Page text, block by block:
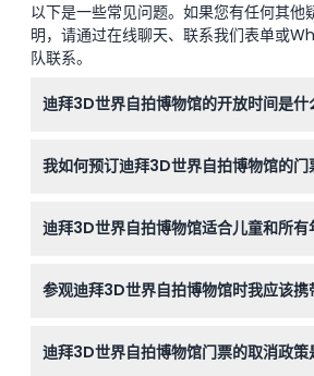
以下是一些常见问题。如果您有任何其他
明，请通过在线聊天、联系我们表单或
队联系。
迪拜3D世界自拍博物馆的开放时间是什
时间为晚上7:00。建议至少在闭馆前一
我如何预订迪拜3D世界自拍博物馆的门
期是否有票，然后按照简单的预订步骤
迪拜3D世界自拍博物馆适合儿童和所有
作品，孩子和成人都会喜欢。
参观迪拜3D世界自拍博物馆时我应该携
术照片。建议穿着舒适的衣服，因为您
迪拜3D世界自拍博物馆门票的取消政策